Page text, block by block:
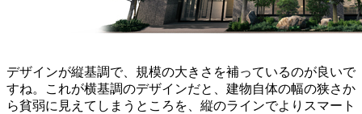
デザインが縦基調で、規模の大きさを補っているのが良いで
すね。これが横基調のデザインだと、建物自体の幅の狭さか
ら貧弱に見えてしまうところを、縦のラインでよりスマート